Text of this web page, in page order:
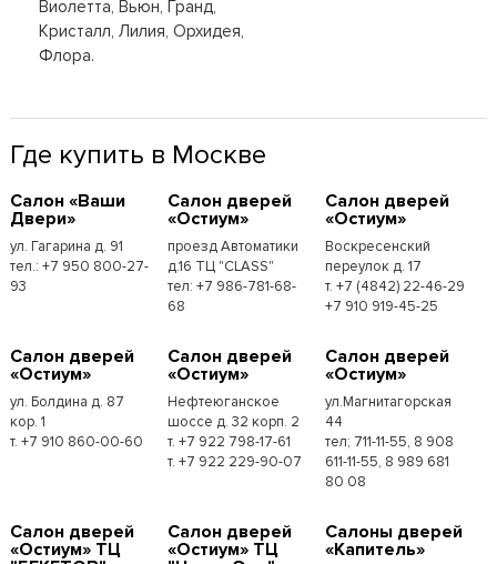
Виолетта, Вьюн, Гранд,
Кристалл, Лилия, Орхидея,
Флора.
Где купить в Москве
Cалон «Ваши
Двери»
ул. Гагарина д. 91
тел.: +7 950 800-27-
93
Cалон дверей
«Остиум»
проезд Автоматики
д.16 ТЦ "CLASS"
тел: +7 986-781-68-
68
Cалон дверей
«Остиум»
Воскресенский
переулок д. 17
т. +7 (4842) 22-46-29
+7 910 919-45-25
Cалон дверей
«Остиум»
ул. Болдина д. 87
кор. 1
т. +7 910 860-00-60
Cалон дверей
«Остиум»
Нефтеюганское
шоссе д. 32 корп. 2
т. +7 922 798-17-61
т. +7 922 229-90-07
Cалон дверей
«Остиум»
ул.Магнитагорская
44
тел; 711-11-55, 8 908
611-11-55, 8 989 681
80 08
Cалон дверей
«Остиум» ТЦ
Cалон дверей
«Остиум» ТЦ
Cалоны дверей
«Капитель»